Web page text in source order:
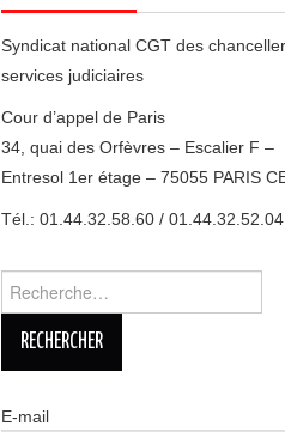
Syndicat national CGT des
services judiciaires
Cour d’appel de Paris
34, quai des Orfèvres – Escalier F –
Entresol 1er étage – 75055 PARIS
Tél.: 01.44.32.58.60 / 01.44.32.52.04
E-mail